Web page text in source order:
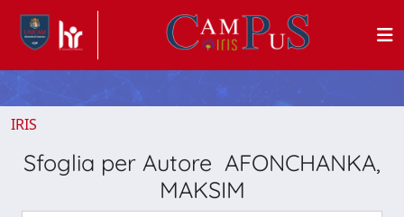
IRIS
Sfoglia per Autore AFONCHANKA,
MAKSIM